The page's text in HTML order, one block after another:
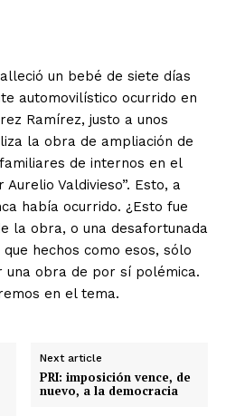
un bebé de siete días
automovilístico ocurrido en
Ramírez, justo a unos
la obra de ampliación de
de internos en el
Valdivieso”. Esto, a
había ocurrido. ¿Esto fue
la obra, o una desafortunada
hechos como esos, sólo
una obra de por sí polémica.
en el tema.
Next article
PRI: imposición vence, de
nuevo, a la democracia